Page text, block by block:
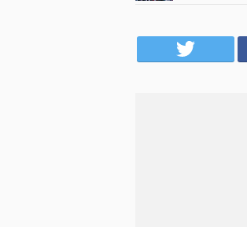
Facebook